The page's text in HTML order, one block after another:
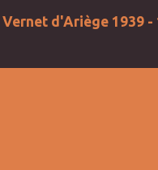
d'Ariège 1939 -